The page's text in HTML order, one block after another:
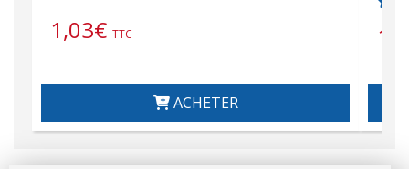
1,03€ TTC
ACHETER